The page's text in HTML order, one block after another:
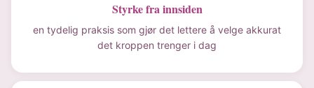
Styrke fra innsiden
en tydelig praksis som gjør det lettere å velge akkurat
det kroppen trenger i dag